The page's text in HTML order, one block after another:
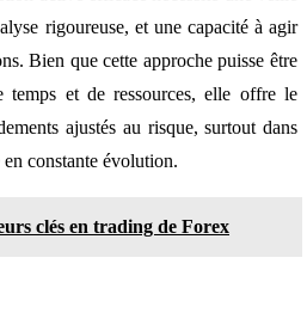
rigoureuse, et une capacité à agir
Bien que cette approche puisse être
temps et de ressources, elle offre le
ajustés au risque, surtout dans
constante évolution.
clés en trading de Forex